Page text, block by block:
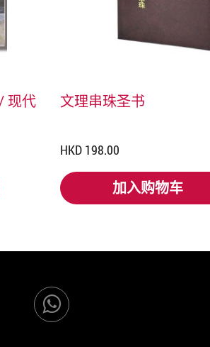
现代
文理串珠圣书
HKD 198.00
加入购物车
加入购物车